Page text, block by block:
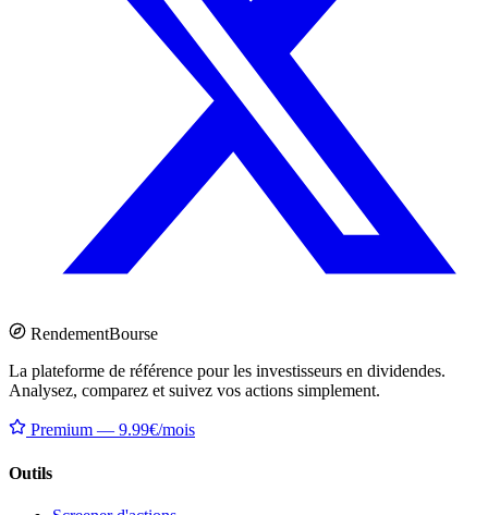
RendementBourse
La plateforme de référence pour les investisseurs en dividendes.
Analysez, comparez et suivez vos actions simplement.
Premium — 9.99€/mois
Outils